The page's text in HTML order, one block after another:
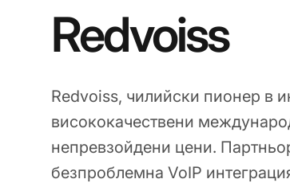
Redvoiss
Redvoiss, чилийски пионер в
висококачествени
непревзойдени цени.
безпроблемна VoIP